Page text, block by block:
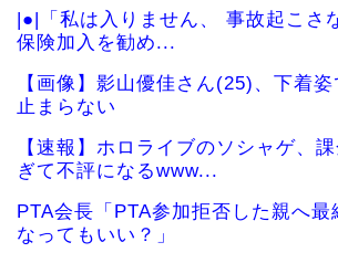
|●|「私は入りません、 事故起こさ
保険加入を勧め...
【画像】影山優佳さん(25)、下着
止まらない
【速報】ホロライブのソシャゲ、
ぎて不評になるwww...
PTA会長「PTA参加拒否した親へ最
なってもいい？」